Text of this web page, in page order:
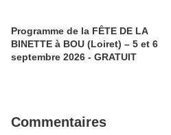
Programme de la FÊTE DE LA
BINETTE à BOU (Loiret) – 5 et 6
septembre 2026 - GRATUIT
Commentaires